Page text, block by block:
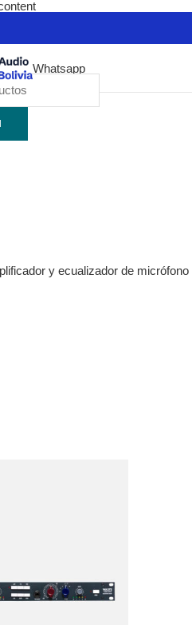
Whatsapp
y ecualizador de micrófono